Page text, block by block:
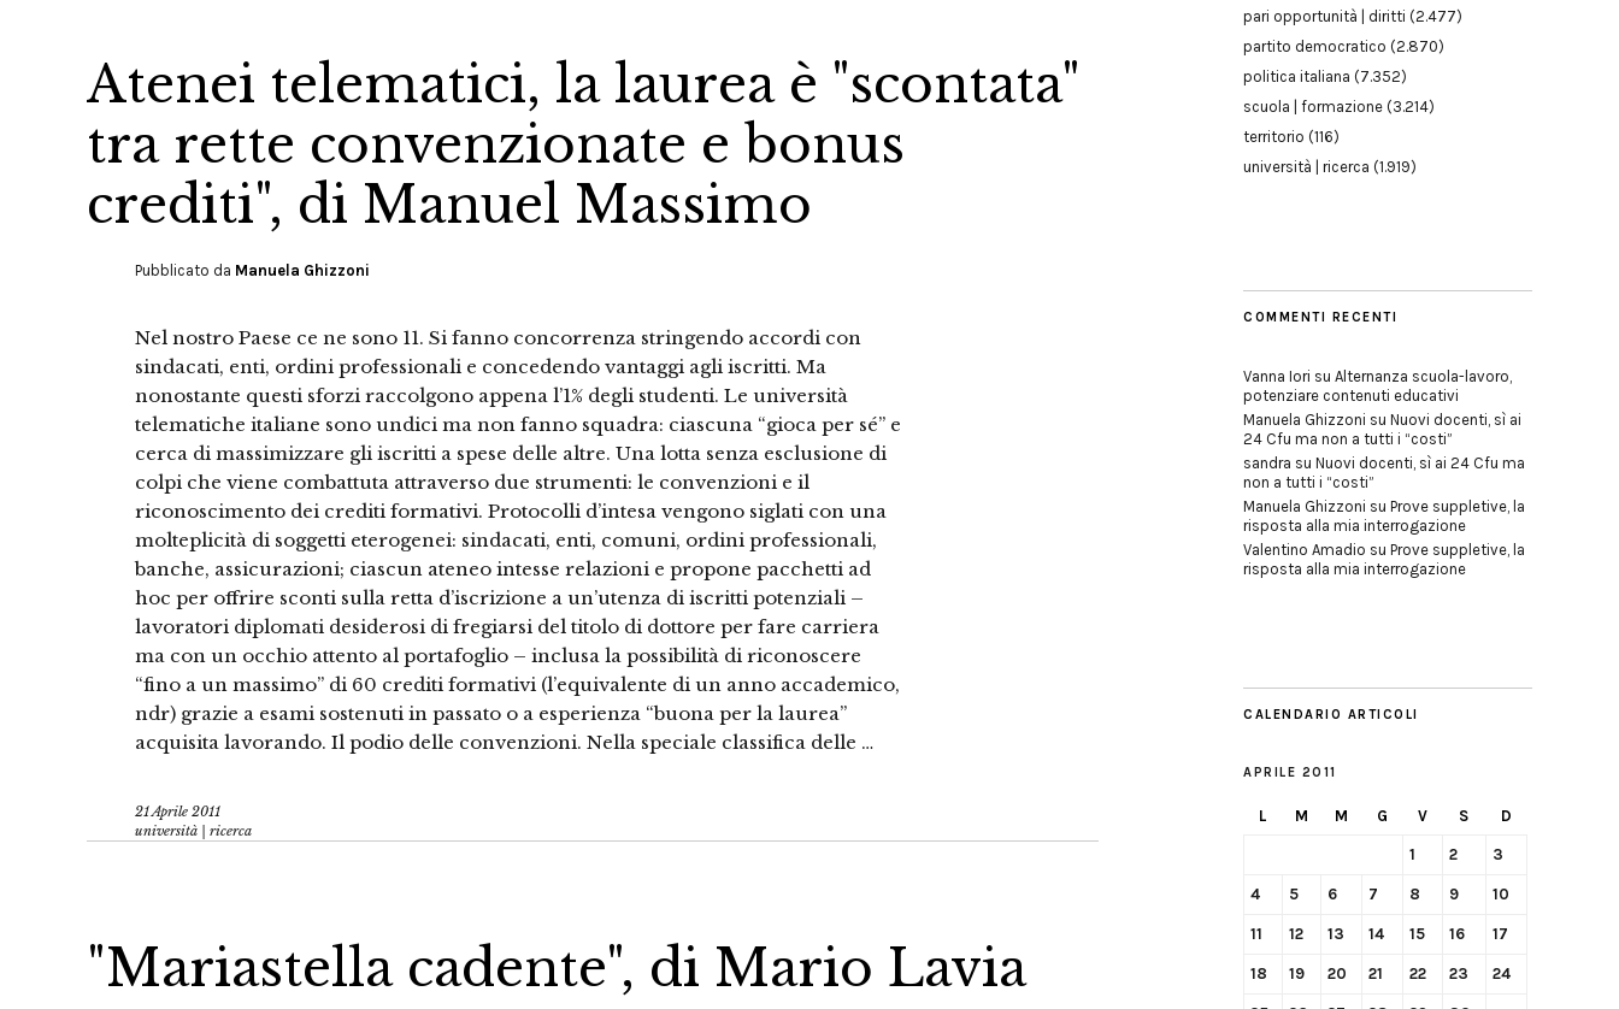
Atenei telematici, la laurea è "scontata"
tra rette convenzionate e bonus
crediti", di Manuel Massimo
Pubblicato da Manuela Ghizzoni
Nel nostro Paese ce ne sono 11. Si fanno concorrenza stringendo accordi con
sindacati, enti, ordini professionali e concedendo vantaggi agli iscritti. Ma
nonostante questi sforzi raccolgono appena l’1% degli studenti. Le università
telematiche italiane sono undici ma non fanno squadra: ciascuna “gioca per sé” e
cerca di massimizzare gli iscritti a spese delle altre. Una lotta senza esclusione di
colpi che viene combattuta attraverso due strumenti: le convenzioni e il
riconoscimento dei crediti formativi. Protocolli d’intesa vengono siglati con una
molteplicità di soggetti eterogenei: sindacati, enti, comuni, ordini professionali,
banche, assicurazioni; ciascun ateneo intesse relazioni e propone pacchetti ad
hoc per offrire sconti sulla retta d’iscrizione a un’utenza di iscritti potenziali –
lavoratori diplomati desiderosi di fregiarsi del titolo di dottore per fare carriera
ma con un occhio attento al portafoglio – inclusa la possibilità di riconoscere
“fino a un massimo” di 60 crediti formativi (l’equivalente di un anno accademico,
ndr) grazie a esami sostenuti in passato o a esperienza “buona per la laurea”
acquisita lavorando. Il podio delle convenzioni. Nella speciale classifica delle …
21 Aprile 2011
università | ricerca
"Mariastella cadente", di Mario Lavia
pari opportunità | diritti (2.477)
partito democratico (2.870)
politica italiana (7.352)
scuola | formazione (3.214)
territorio (116)
università | ricerca (1.919)
COMMENTI RECENTI
Vanna Iori su Alternanza scuola-lavoro,
potenziare contenuti educativi
Manuela Ghizzoni su Nuovi docenti, sì ai
24 Cfu ma non a tutti i “costi”
sandra su Nuovi docenti, sì ai 24 Cfu ma
non a tutti i “costi”
Manuela Ghizzoni su Prove suppletive, la
risposta alla mia interrogazione
Valentino Amadio su Prove suppletive, la
risposta alla mia interrogazione
CALENDARIO ARTICOLI
APRILE 2011
L M M G V S D
1 2 3
4 5 6 7 8 9 10
11 12 13 14 15 16 17
18 19 20 21 22 23 24